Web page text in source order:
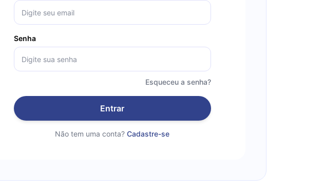
Senha
Esqueceu a senha?
Entrar
Não tem uma conta? Cadastre-se